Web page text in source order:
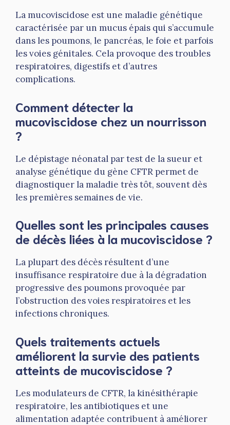
La mucoviscidose est une maladie génétique
caractérisée par un mucus épais qui s’accumule
dans les poumons, le pancréas, le foie et parfois
les voies génitales. Cela provoque des troubles
respiratoires, digestifs et d’autres
complications.
Comment détecter la
mucoviscidose chez un nourrisson
?
Le dépistage néonatal par test de la sueur et
analyse génétique du gène CFTR permet de
diagnostiquer la maladie très tôt, souvent dès
les premières semaines de vie.
Quelles sont les principales causes
de décès liées à la mucoviscidose ?
La plupart des décès résultent d’une
insuffisance respiratoire due à la dégradation
progressive des poumons provoquée par
l’obstruction des voies respiratoires et les
infections chroniques.
Quels traitements actuels
améliorent la survie des patients
atteints de mucoviscidose ?
Les modulateurs de CFTR, la kinésithérapie
respiratoire, les antibiotiques et une
alimentation adaptée contribuent à améliorer